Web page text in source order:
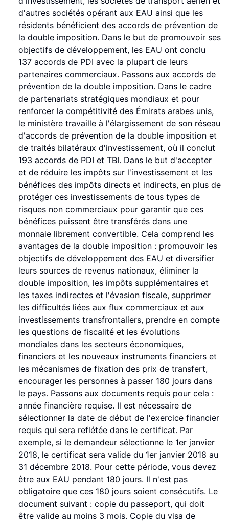
d'autres sociétés opérant aux EAU ainsi que les
résidents bénéficient des accords de prévention de
la double imposition. Dans le but de promouvoir ses
objectifs de développement, les EAU ont conclu
137 accords de PDI avec la plupart de leurs
partenaires commerciaux. Passons aux accords de
prévention de la double imposition. Dans le cadre
de partenariats stratégiques mondiaux et pour
renforcer la compétitivité des Émirats arabes unis,
le ministère travaille à l'élargissement de son réseau
d'accords de prévention de la double imposition et
de traités bilatéraux d'investissement, où il conclut
193 accords de PDI et TBI. Dans le but d'accepter
et de réduire les impôts sur l'investissement et les
bénéfices des impôts directs et indirects, en plus de
protéger ces investissements de tous types de
risques non commerciaux pour garantir que ces
bénéfices puissent être transférés dans une
monnaie librement convertible. Cela comprend les
avantages de la double imposition : promouvoir les
objectifs de développement des EAU et diversifier
leurs sources de revenus nationaux, éliminer la
double imposition, les impôts supplémentaires et
les taxes indirectes et l'évasion fiscale, supprimer
les difficultés liées aux flux commerciaux et aux
investissements transfrontaliers, prendre en compte
les questions de fiscalité et les évolutions
mondiales dans les secteurs économiques,
financiers et les nouveaux instruments financiers et
les mécanismes de fixation des prix de transfert,
encourager les personnes à passer 180 jours dans
le pays. Passons aux documents requis pour cela :
année financière requise. Il est nécessaire de
sélectionner la date de début de l'exercice financier
requis qui sera reflétée dans le certificat. Par
exemple, si le demandeur sélectionne le 1er janvier
2018, le certificat sera valide du 1er janvier 2018 au
31 décembre 2018. Pour cette période, vous devez
être aux EAU pendant 180 jours. Il n'est pas
obligatoire que ces 180 jours soient consécutifs. Le
document suivant : copie du passeport, qui doit
être valide au moins 3 mois. Copie du visa de